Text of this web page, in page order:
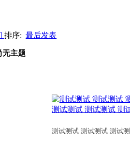
排序: 最后发表
无主题
测试测试 测试测试 测试